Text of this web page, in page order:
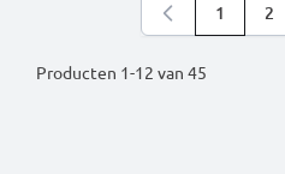
Producten 1-12 van 45
U lees
1 2